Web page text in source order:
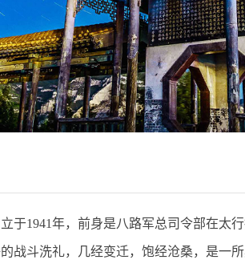
于1941年，前身是八路军总司令部在
战斗洗礼，几经变迁，饱经沧桑，是一